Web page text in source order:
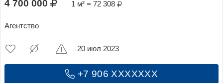
4 700 000 1 м² = 72 308
Агентство
+7 906 XXXXXXX
20 июл 2023